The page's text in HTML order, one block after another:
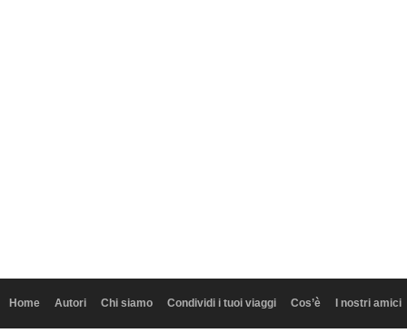
Home Autori Chi siamo Condividi i tuoi viaggi Cos’è I nostri amici